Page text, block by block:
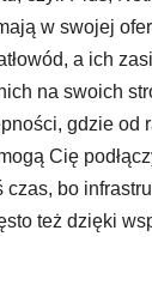
w swojej
a ich
na swoich
gdzie od
Cię
czas, bo
też dzięki